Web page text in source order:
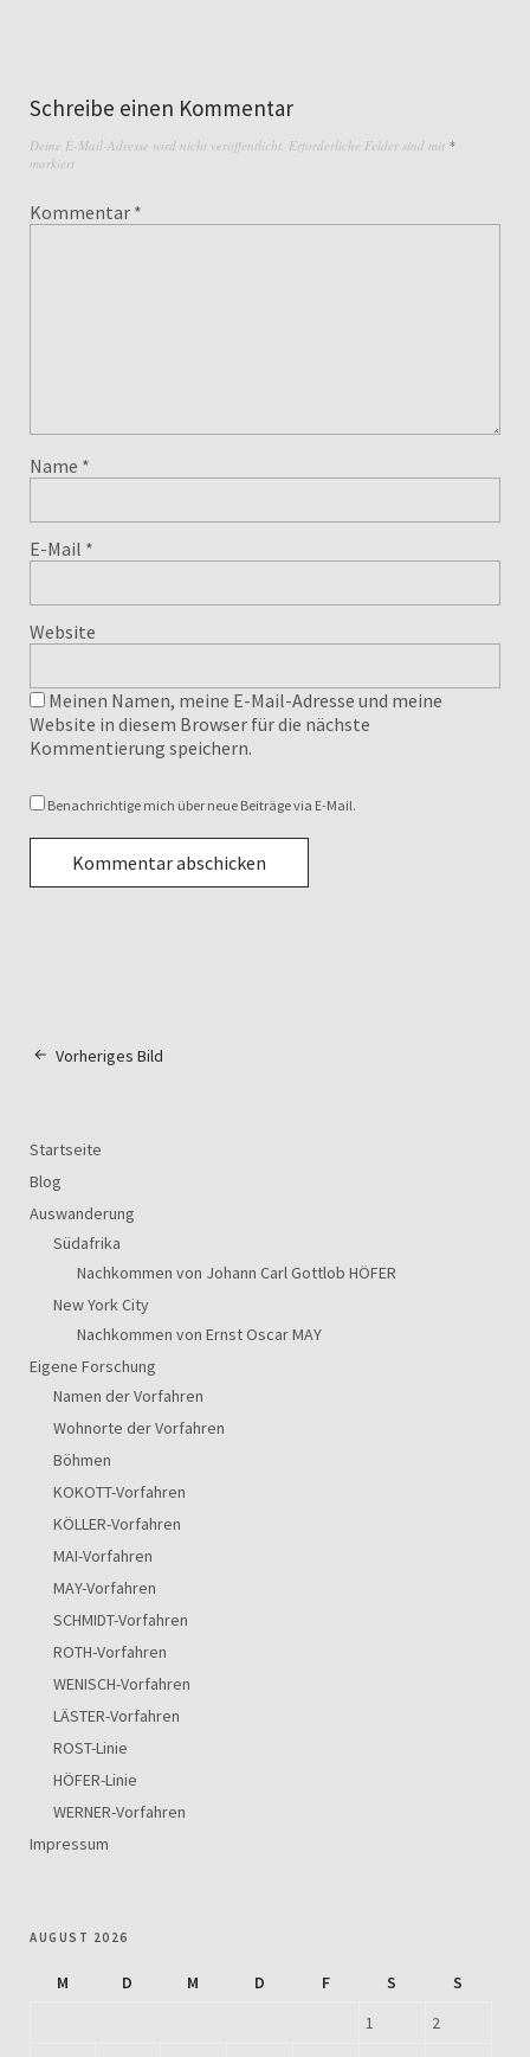
Schreibe einen Kommentar
Deine E-Mail-Adresse wird nicht veröffentlicht. Erforderliche Felder sind mit *
markiert
Kommentar *
Name *
E-Mail *
Website
Meinen Namen, meine E-Mail-Adresse und meine
Website in diesem Browser für die nächste
Kommentierung speichern.
Benachrichtige mich über neue Beiträge via E-Mail.
Vorheriges Bild
Startseite
Blog
Auswanderung
Südafrika
Nachkommen von Johann Carl Gottlob HÖFER
New York City
Nachkommen von Ernst Oscar MAY
Eigene Forschung
Namen der Vorfahren
Wohnorte der Vorfahren
Böhmen
KOKOTT-Vorfahren
KÖLLER-Vorfahren
MAI-Vorfahren
MAY-Vorfahren
SCHMIDT-Vorfahren
ROTH-Vorfahren
WENISCH-Vorfahren
LÄSTER-Vorfahren
ROST-Linie
HÖFER-Linie
WERNER-Vorfahren
Impressum
AUGUST 2026
M D M D F S
S
1
2